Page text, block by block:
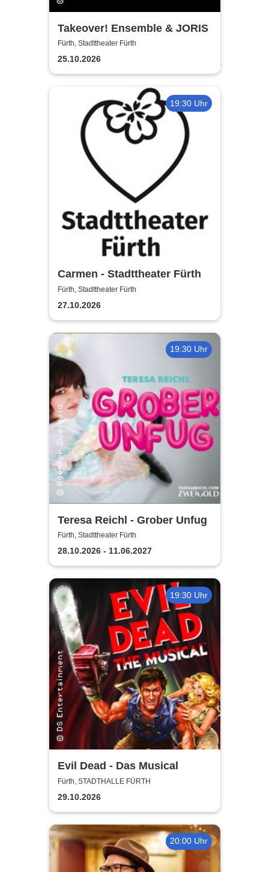
Takeover! Ensemble & JORIS
Fürth, Stadttheater Fürth
25.10.2026
19:30 Uhr
Carmen - Stadttheater Fürth
Fürth, Stadttheater Fürth
27.10.2026
19:30 Uhr
Teresa Reichl - Grober Unfug
Fürth, Stadttheater Fürth
28.10.2026 - 11.06.2027
19:30 Uhr
Evil Dead - Das Musical
Fürth, STADTHALLE FÜRTH
29.10.2026
20:00 Uhr